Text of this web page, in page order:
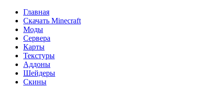
Главная
Скачать Minecraft
Моды
Сервера
Карты
Текстуры
Аддоны
Шейдеры
Скины